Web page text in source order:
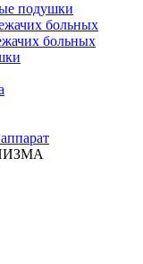
подушки
больных
больных